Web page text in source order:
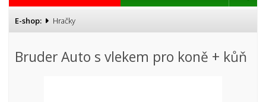
E-shop: Hračky
Bruder Auto s vlekem pro koně + kůň